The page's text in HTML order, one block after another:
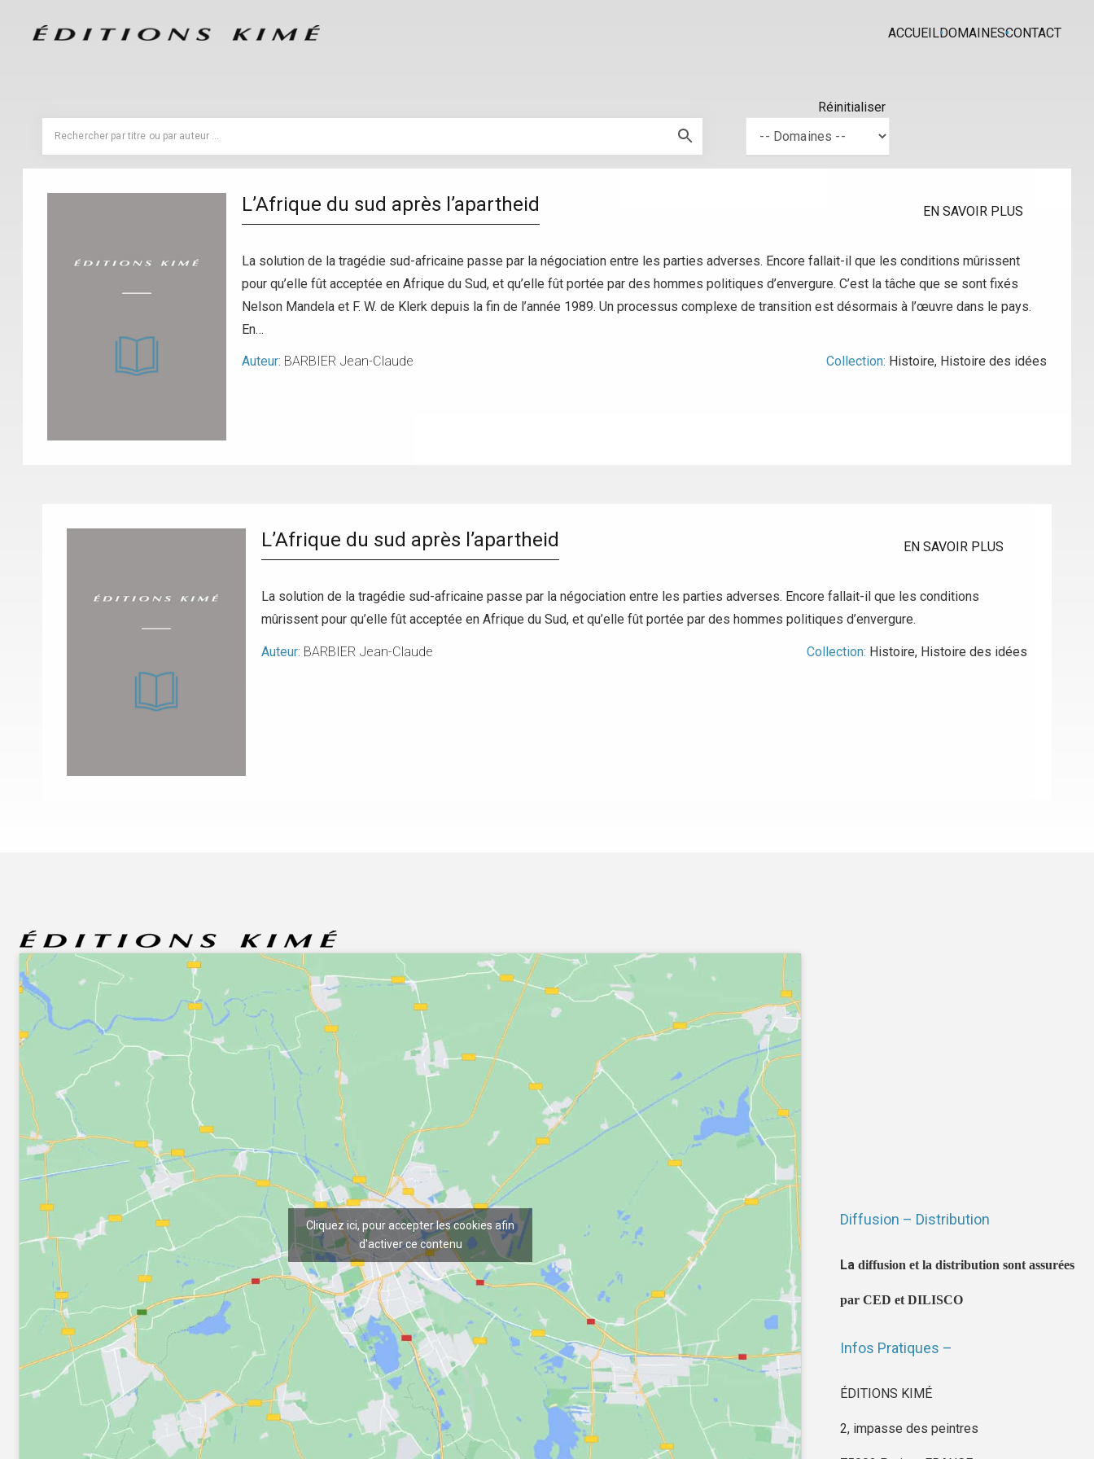
ACCUEILDOMAINESCONTACT
Réinitialiser
L’Afrique du sud après l’apartheid EN SAVOIR PLUS
La solution de la tragédie sud-africaine passe par la négociation entre les parties adverses. Encore fallait-il que les conditions mûrissent
pour qu’elle fût acceptée en Afrique du Sud, et qu’elle fût portée par des hommes politiques d’envergure. C’est la tâche que se sont fixés
Nelson Mandela et F. W. de Klerk depuis la fin de l’année 1989. Un processus complexe de transition est désormais à l’œuvre dans le pays.
En…
Auteur: BARBIER Jean-Claude Collection: Histoire, Histoire des idées
L’Afrique du sud après l’apartheid EN SAVOIR PLUS
La solution de la tragédie sud-africaine passe par la négociation entre les parties adverses. Encore fallait-il que les conditions
mûrissent pour qu’elle fût acceptée en Afrique du Sud, et qu’elle fût portée par des hommes politiques d’envergure.
Auteur: BARBIER Jean-Claude Collection: Histoire, Histoire des idées
Cliquez ici, pour accepter les cookies afin
d'activer ce contenu
Diffusion – Distribution
La diffusion et la distribution sont assurées
par CED et DILISCO
Infos Pratiques –
ÉDITIONS KIMÉ
2, impasse des peintres